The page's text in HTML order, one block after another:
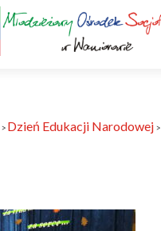
> Dzień Edukacji Narodowej >